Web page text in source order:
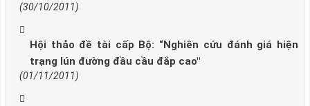
(30/10/2011)
Hội thảo đề tài cấp Bộ: “Nghiên cứu đánh giá hiện
trạng lún đường đầu cầu đắp cao"
(01/11/2011)